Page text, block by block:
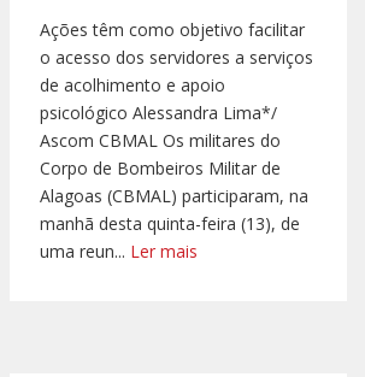
Ações têm como objetivo facilitar
o acesso dos servidores a serviços
de acolhimento e apoio
psicológico Alessandra Lima*/
Ascom CBMAL Os militares do
Corpo de Bombeiros Militar de
Alagoas (CBMAL) participaram, na
manhã desta quinta-feira (13), de
uma reun... Ler mais